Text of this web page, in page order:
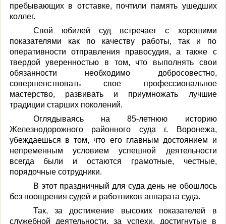
пребывающих в отставке, почтили память ушедших
коллег.
Свой юбилей суд встречает с хорошими
показателями как по качеству работы, так и по
оперативности отправления правосудия, а также с
твердой уверенностью в том, что выполнять свои
обязанности необходимо добросовестно,
совершенствовать свое профессиональное
мастерство, развивать и приумножать лучшие
традиции старших поколений.
Оглядываясь на 85-летнюю историю
Железнодорожного районного суда г. Воронежа,
убеждаешься в том, что его главным достоянием и
непременным условием успешной деятельности
всегда были и остаются грамотные, честные,
порядочные сотрудники.
В этот праздничный для суда день не обошлось
без поощрения судей и работников аппарата суда.
Так, за достижение высоких показателей в
служебной деятельности, за успехи, достигнутые в